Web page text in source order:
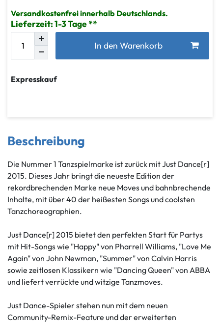
Versandkostenfrei innerhalb Deutschlands.
Lieferzeit: 1-3 Tage
In den Warenkorb
Expresskauf
Beschreibung
Die Nummer 1 Tanzspielmarke ist zurück mit Just Dance[r]
2015. Dieses Jahr bringt die neueste Edition der
rekordbrechenden Marke neue Moves und bahnbrechende
Inhalte, mit über 40 der heißesten Songs und coolsten
Tanzchoreographien.
Just Dance[r] 2015 bietet den perfekten Start für Partys
mit Hit-Songs wie "Happy" von Pharrell Williams, "Love Me
Again" von John Newman, "Summer" von Calvin Harris
sowie zeitlosen Klassikern wie "Dancing Queen" von ABBA
und liefert verrückte und witzige Tanzmoves.
Just Dance-Spieler stehen nun mit dem neuen
Community-Remix-Feature und der erweiterten